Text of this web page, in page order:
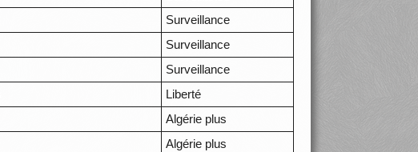
Surveillance
Surveillance
Surveillance
Liberté
Algérie plus
Algérie plus